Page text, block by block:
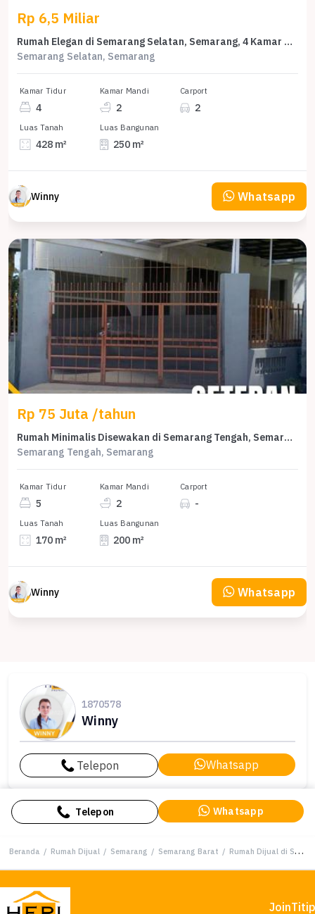
Rp 6,5 Miliar
Rumah Elegan di Semarang Selatan, Semarang, 4 Kamar Tidur, LT 428m²
Semarang Selatan, Semarang
Kamar Tidur
4
Kamar Mandi
2
Carport
2
Luas Tanah
428 m²
Luas Bangunan
250 m²
Winny Whatsapp
Rp 75 Juta /tahun
Rumah Minimalis Disewakan di Semarang Tengah, Semarang, Harga Ekonomis
Semarang Tengah, Semarang
Kamar Tidur
5
Kamar Mandi
2
Carport
-
Luas Tanah
170 m²
Luas Bangunan
200 m²
Winny Whatsapp
1870578
Winny
Telepon Whatsapp
Telepon Whatsapp
Beranda / Rumah Dijual / Semarang / Semarang Barat / Rumah Dijual di Semarang Barat, Semarang, LB 160m², Harga Kompetitif!
Join